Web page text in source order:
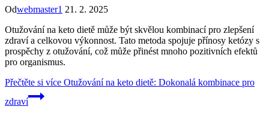
Odwebmaster1 21. 2. 2025
Otužování na keto dietě může být skvělou kombinací pro zlepšení
zdraví a celkovou výkonnost. Tato metoda spojuje přínosy ketózy s
prospěchy z otužování, což může přinést mnoho pozitivních efektů
pro organismus.
Přečtěte si více Otužování na keto dietě: Dokonalá kombinace pro
zdraví